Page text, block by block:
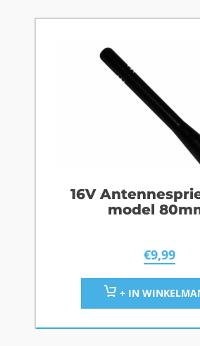
16V
model
€9,99
+ IN